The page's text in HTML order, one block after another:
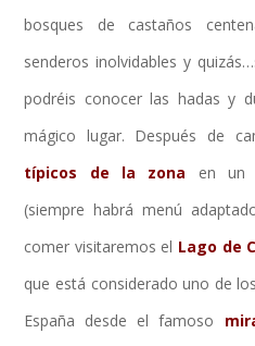
bosques de castaños
senderos inolvidables y
podréis conocer las hadas y
mágico lugar. Después de
típicos de la zona en un
(siempre habrá menú
comer visitaremos el Lago de
que está considerado uno de
España desde el famoso